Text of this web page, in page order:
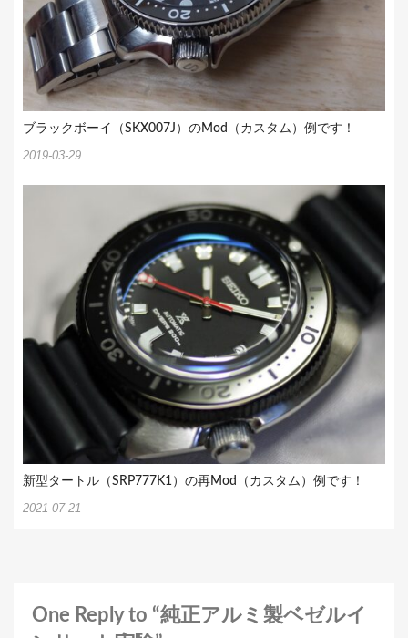
ブラックボーイ（SKX007J）のMod（カスタム）例です！
2019-03-29
新型タートル（SRP777K1）の再Mod（カスタム）例です！
2021-07-21
One Reply to “純正アルミ製ベゼルイ